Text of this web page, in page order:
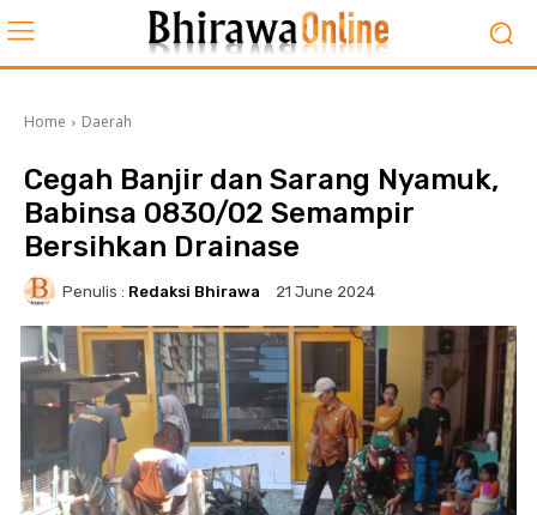
Home Daerah
Cegah Banjir dan Sarang Nyamuk,
Babinsa 0830/02 Semampir
Bersihkan Drainase
Penulis : Redaksi Bhirawa 21 June 2024